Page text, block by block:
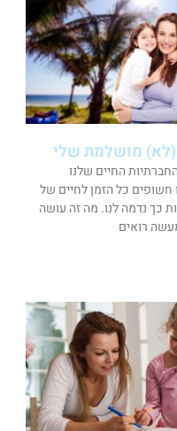
מושלמת שלי
החיים שלנו
חשופים כל הזמן לחיים של
כך נדמה לנו. מה זה עושה
רואים